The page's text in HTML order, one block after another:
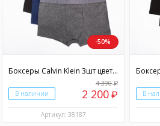
-50%
Боксеры Calvin Klein 3шт цвет разноцветный
В наличии
4 390₽
2 200 ₽
Артикул: 38187
В